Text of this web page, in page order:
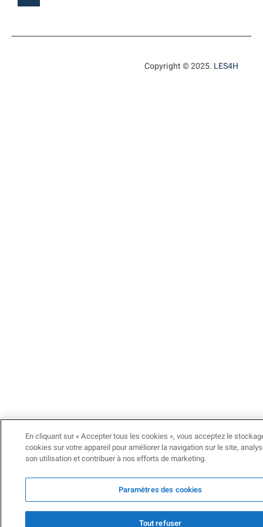
Copyright © 2025. LES4H
En cliquant sur « Accepter tous les cookies », vous acceptez le
cookies sur votre appareil pour améliorer la navigation sur le site,
son utilisation et contribuer à nos efforts de marketing.
Paramètres des cookies
Tout refuser